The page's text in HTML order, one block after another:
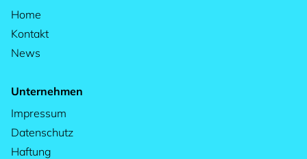
Home
Kontakt
News
Unternehmen
Impressum
Datenschutz
Haftung